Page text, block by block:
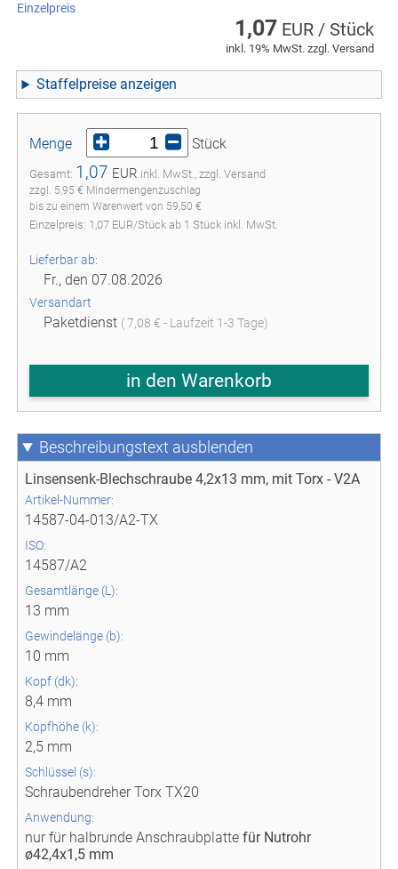
Einzelpreis
1,07 EUR / Stück
inkl. 19% MwSt. zzgl. Versand
Staffelpreise
Menge Stück
Gesamt: 1,07 EUR inkl. MwSt., zzgl. Versand
zzgl. 5,95 € Mindermengenzuschlag
bis zu einem Warenwert von 59,50 €
Einzelpreis: 1,07EUR/Stückab 1 Stück inkl. MwSt.
Lieferbar ab:
Fr., den 07.08.2026
Versandart
Paketdienst ( 7,08 € - Laufzeit 1-3 Tage)
in den Warenkorb
Beschreibungstext
Linsensenk-Blechschraube 4,2x13 mm, mit Torx - V2A
Artikel-Nummer:
14587-04-013/A2-TX
ISO:
14587/A2
Gesamtlänge (L):
13 mm
Gewindelänge (b):
10 mm
Kopf (dk):
8,4 mm
Kopfhöhe (k):
2,5 mm
Schlüssel (s):
Schraubendreher Torx TX20
Anwendung:
nur für halbrunde Anschraubplattefür Nutrohr
ø42,4x1,5 mm